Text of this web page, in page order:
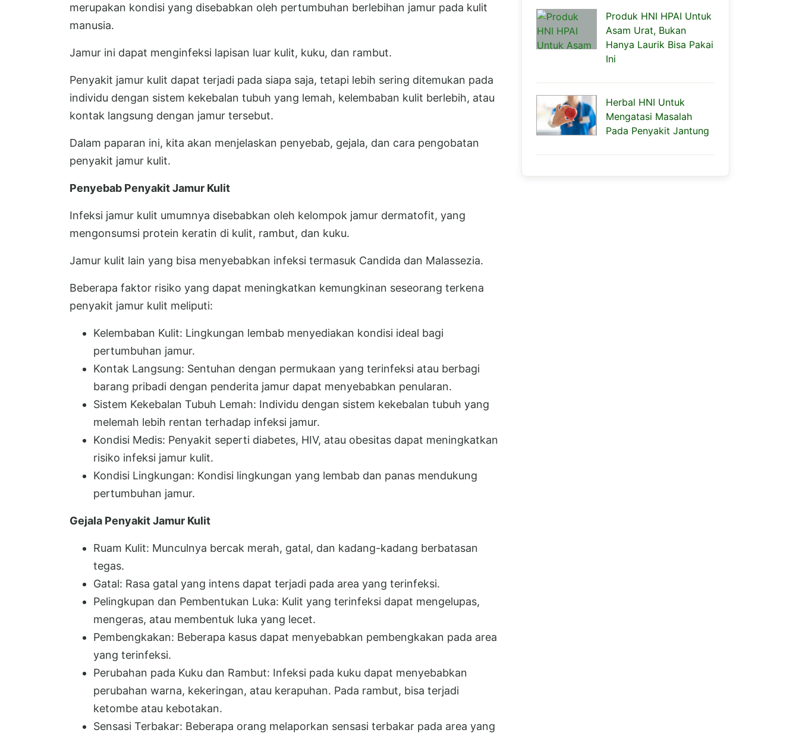
merupakan kondisi yang disebabkan oleh pertumbuhan berlebihan jamur pada kulit
manusia.
Jamur ini dapat menginfeksi lapisan luar kulit, kuku, dan rambut.
Penyakit jamur kulit dapat terjadi pada siapa saja, tetapi lebih sering ditemukan pada
individu dengan sistem kekebalan tubuh yang lemah, kelembaban kulit berlebih, atau
kontak langsung dengan jamur tersebut.
Dalam paparan ini, kita akan menjelaskan penyebab, gejala, dan cara pengobatan
penyakit jamur kulit.
Penyebab Penyakit Jamur Kulit
Infeksi jamur kulit umumnya disebabkan oleh kelompok jamur dermatofit, yang
mengonsumsi protein keratin di kulit, rambut, dan kuku.
Jamur kulit lain yang bisa menyebabkan infeksi termasuk Candida dan Malassezia.
Beberapa faktor risiko yang dapat meningkatkan kemungkinan seseorang terkena
penyakit jamur kulit meliputi:
Kelembaban Kulit: Lingkungan lembab menyediakan kondisi ideal bagi
pertumbuhan jamur.
Kontak Langsung: Sentuhan dengan permukaan yang terinfeksi atau berbagi
barang pribadi dengan penderita jamur dapat menyebabkan penularan.
Sistem Kekebalan Tubuh Lemah: Individu dengan sistem kekebalan tubuh yang
melemah lebih rentan terhadap infeksi jamur.
Kondisi Medis: Penyakit seperti diabetes, HIV, atau obesitas dapat meningkatkan
risiko infeksi jamur kulit.
Kondisi Lingkungan: Kondisi lingkungan yang lembab dan panas mendukung
pertumbuhan jamur.
Gejala Penyakit Jamur Kulit
Ruam Kulit: Munculnya bercak merah, gatal, dan kadang-kadang berbatasan
tegas.
Gatal: Rasa gatal yang intens dapat terjadi pada area yang terinfeksi.
Pelingkupan dan Pembentukan Luka: Kulit yang terinfeksi dapat mengelupas,
mengeras, atau membentuk luka yang lecet.
Pembengkakan: Beberapa kasus dapat menyebabkan pembengkakan pada area
yang terinfeksi.
Perubahan pada Kuku dan Rambut: Infeksi pada kuku dapat menyebabkan
perubahan warna, kekeringan, atau kerapuhan. Pada rambut, bisa terjadi
ketombe atau kebotakan.
Sensasi Terbakar: Beberapa orang melaporkan sensasi terbakar pada area yang
Produk HNI HPAI Untuk
Asam Urat, Bukan
Hanya Laurik Bisa Pakai
Ini
Herbal HNI Untuk
Mengatasi Masalah
Pada Penyakit Jantung